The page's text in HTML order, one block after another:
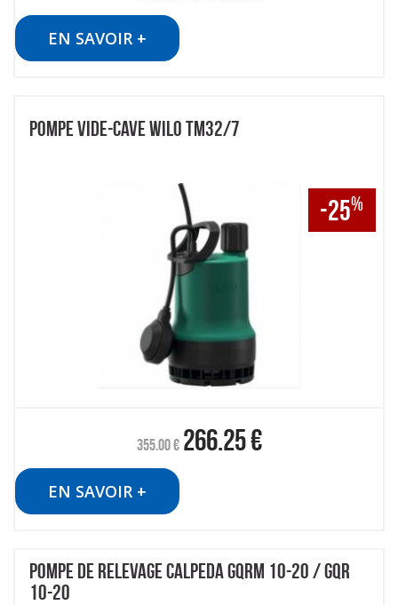
EN SAVOIR +
POMPE VIDE-CAVE WILO TM32/7
-25%
355.00€ 266.25€
EN SAVOIR +
POMPE DE RELEVAGE CALPEDA GQRM 10-20 / GQR
10-20